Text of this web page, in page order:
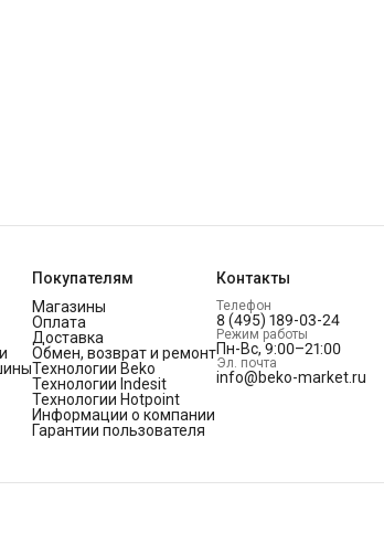
Покупателям
Магазины
Оплата
Доставка
Обмен, возврат и ремонт
Технологии Beko
Технологии Indesit
Технологии Hotpoint
Информации о компании
Гарантии пользователя
Контакты
Телефон
8 (495) 189-03-24
Режим работы
Пн-Вс, 9:00–21:00
Эл. почта
info@beko-market.ru